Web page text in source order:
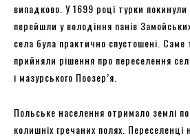
випадково. У 1699 році турки покинули
перейшли у володіння панів
села була практично спустошені. Саме
прийняли рішення про переселення
і мазурського Поозер’я.
Польське населення отримало землі
колишніх гречаних полях. Переселенці